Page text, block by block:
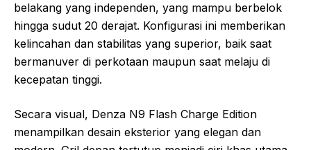
belakang yang independen, yang mampu berbelok
hingga sudut 20 derajat. Konfigurasi ini memberikan
kelincahan dan stabilitas yang superior, baik saat
bermanuver di perkotaan maupun saat melaju di
kecepatan tinggi.
Secara visual, Denza N9 Flash Charge Edition
menampilkan desain eksterior yang elegan dan